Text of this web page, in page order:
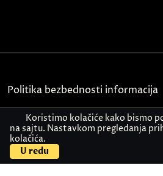
Politika bezbednosti informacija
Kontakt
© Akademija Oxford 2026.
Koristimo kolačiće kako bismo
na sajtu. Nastavkom pregledanja
kolačića.
U redu